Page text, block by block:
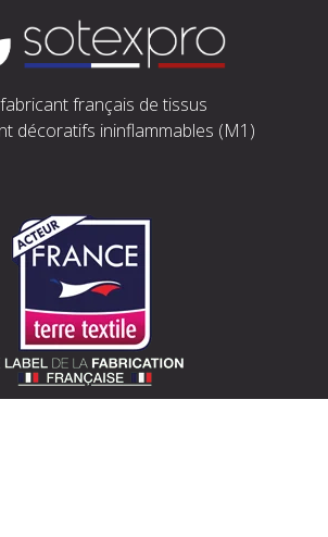
français de tissus
décoratifs ininflammables (M1)